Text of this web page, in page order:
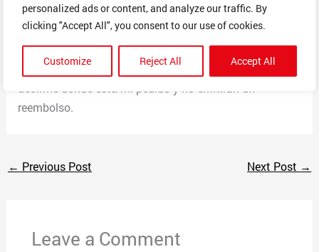
personalized ads or content, and analyze our traffic. By
clicking "Accept All", you consent to our use of cookies.
Customize Reject All Accept All
Descripción de la estafa
Hice un pedido de un anillo y he estado esperando a
que llegara el producto. El pedido se realizó el 27 de
enero de 2022. Han pasado 75 días y no pueden
decirme dónde está mi pedido y no emitirán un
reembolso.
← Previous Post Next Post →
Leave a Comment